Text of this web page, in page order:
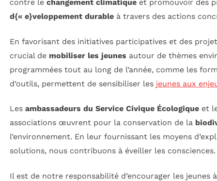
contre le changement climatique et promouvoir des
d{« e}veloppement durable à travers des actions
En favorisant des initiatives participatives et des
crucial de mobiliser les jeunes autour de thèmes
programmées tout au long de l’année, comme les
d’outils, permettent de sensibiliser les jeunes aux
Les ambassadeurs du Service Civique Écologique et
associations œuvrent pour la conservation de la
l’environnement. En leur fournissant les moyens
solutions, nous contribuons à éveiller les consciences.
Il est de notre responsabilité d’encourager les jeunes